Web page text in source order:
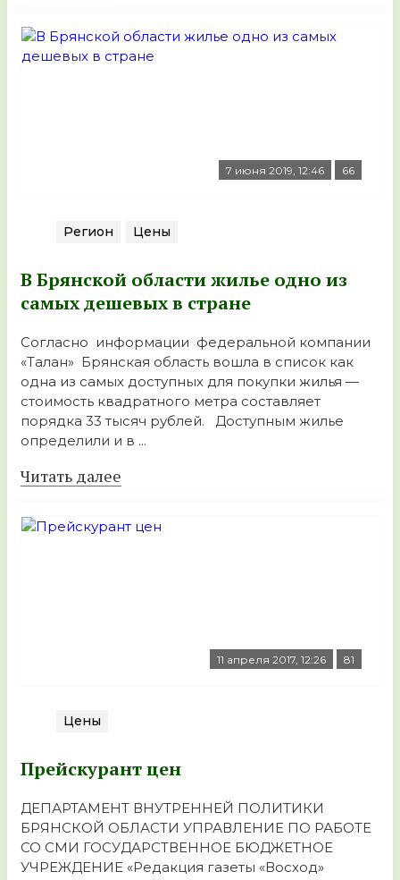
7 июня 2019, 12:46 66
Регион Цены
В Брянской области жилье одно из
самых дешевых в стране
Согласно информации федеральной компании
«Талан» Брянская область вошла в список как
одна из самых доступных для покупки жилья —
стоимость квадратного метра составляет
порядка 33 тысяч рублей. Доступным жилье
определили и в ...
Читать далее
11 апреля 2017, 12:26 81
Цены
Прейскурант цен
ДЕПАРТАМЕНТ ВНУТРЕННЕЙ ПОЛИТИКИ
БРЯНСКОЙ ОБЛАСТИ УПРАВЛЕНИЕ ПО РАБОТЕ
СО СМИ ГОСУДАРСТВЕННОЕ БЮДЖЕТНОЕ
УЧРЕЖДЕНИЕ «Редакция газеты «Восход»